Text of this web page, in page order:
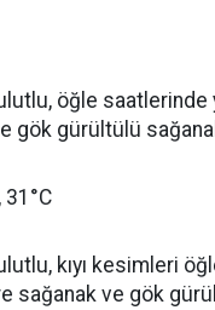
öğle
gök gürültülü
31°C
kıyı kesimleri
sağanak ve gök